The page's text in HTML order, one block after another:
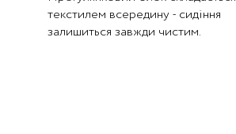
текстилем всередину - сидіння
залишиться завжди чистим.